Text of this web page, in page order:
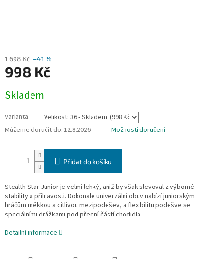
1 698 Kč –41 %
998 Kč
cena:
Skladem
Varianta
Můžeme doručit do: 12.8.2026 Možnosti doručení
Přidat do košíku
Stealth Star Junior je velmi lehký, aniž by však slevoval z výborné
stability a přilnavosti. Dokonale univerzální obuv nabízí juniorským
hráčům měkkou a citlivou mezipodešev, a flexibilitu podešve se
speciálními drážkami pod přední částí chodidla.
Detailní informace